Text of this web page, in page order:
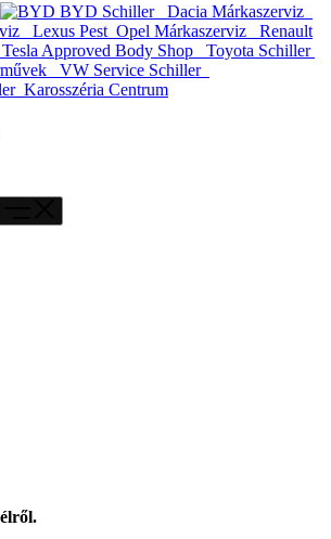
BYD Schiller
Dacia Márkaszerviz
Lexus Pest Opel Márkaszerviz
Renault
Tesla Approved Body Shop
Toyota Schiller
VW Service Schiller
Karosszéria Centrum